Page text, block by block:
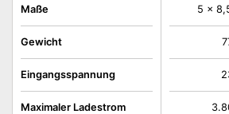
Maße
Gewicht
Eingangsspannung
Maximaler Ladestrom
5 x